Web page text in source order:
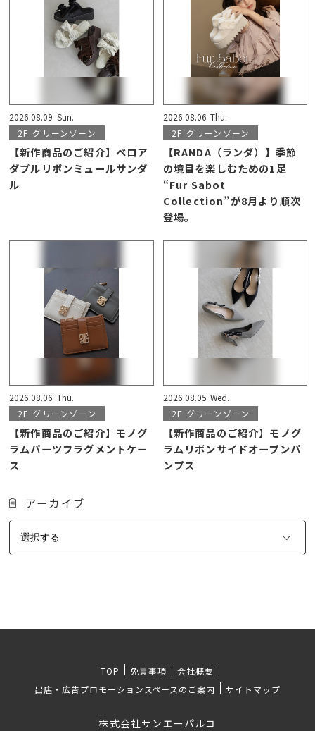
2026.08.09 Sun.
2F グリーンゾーン
【新作商品のご紹介】ベロア
ダブルリボンミュールサンダ
ル
2026.08.06 Thu.
2F グリーンゾーン
【RANDA（ランダ）】季節
の境目を楽しむための1足
“Fur Sabot
Collection”が8月より順次
登場。
2026.08.06 Thu.
2F グリーンゾーン
【新作商品のご紹介】モノグ
ラムパーツフラグメントケー
ス
2026.08.05 Wed.
2F グリーンゾーン
【新作商品のご紹介】モノグ
ラムリボンサイドオープンパ
ンプス
アーカイブ
TOP 免責事項
会社概要
出店・広告プロモーションスペースのご案内
サイトマップ
株式会社サンエーパルコ